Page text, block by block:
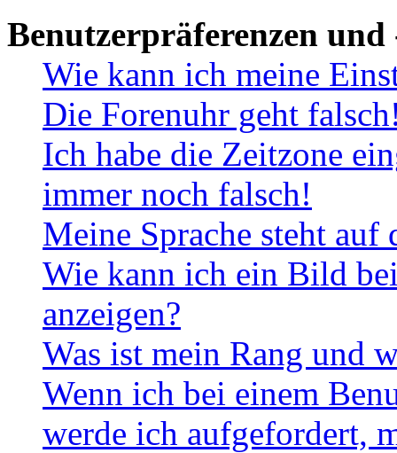
Benutzerpräferenzen und
Wie kann ich meine
Die Forenuhr geht
Ich habe die Zeitzone
immer noch falsch!
Meine Sprache steht
Wie kann ich ein Bild
anzeigen?
Was ist mein Rang und
Wenn ich bei einem
werde ich aufgefordert,